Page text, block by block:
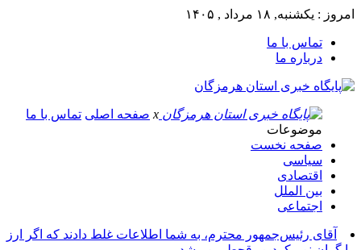
امروز : یکشنبه, ۱۸ مرداد , ۱۴۰۵
تماس با ما
درباره ما
x صفحه اصلی تماس با ما
موضوعات
صفحه نخست
سیاسی
اقتصادی
بین الملل
اجتماعی
آقای رئیس‌جمهور محترم، به شما اطلاعات غلط دادند که اگر ارز